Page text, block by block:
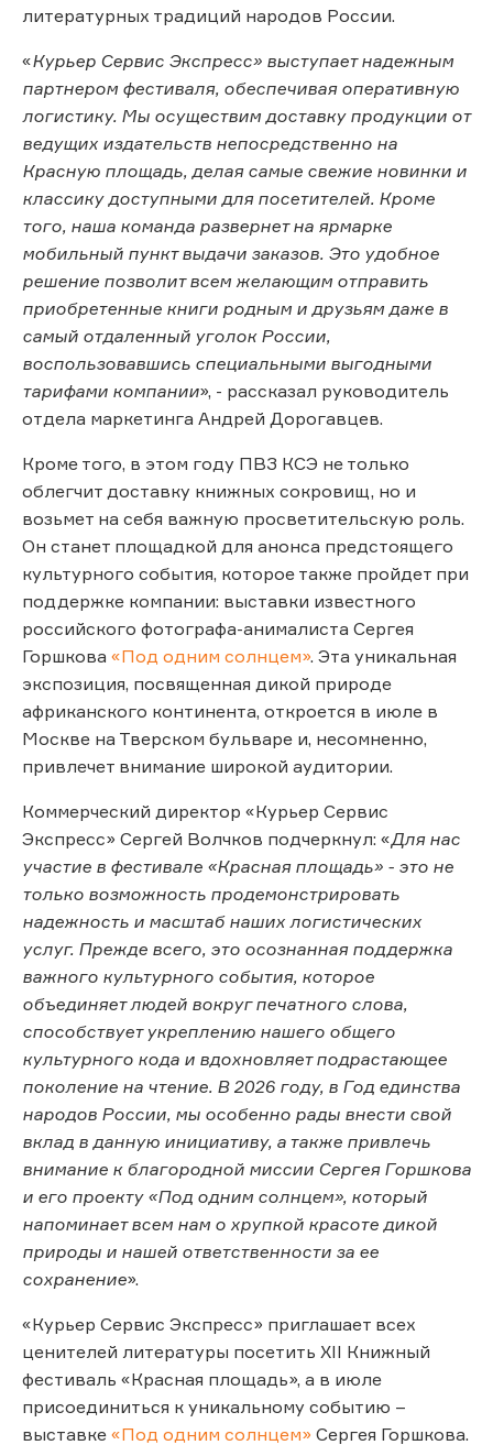
литературных традиций народов России.
«Курьер Сервис Экспресс» выступает надежным
партнером фестиваля, обеспечивая оперативную
логистику. Мы осуществим доставку продукции от
ведущих издательств непосредственно на
Красную площадь, делая самые свежие новинки и
классику доступными для посетителей. Кроме
того, наша команда развернет на ярмарке
мобильный пункт выдачи заказов. Это удобное
решение позволит всем желающим отправить
приобретенные книги родным и друзьям даже в
самый отдаленный уголок России,
воспользовавшись специальными выгодными
тарифами компании», - рассказал руководитель
отдела маркетинга Андрей Дорогавцев.
Кроме того, в этом году ПВЗ КСЭ не только
облегчит доставку книжных сокровищ, но и
возьмет на себя важную просветительскую роль.
Он станет площадкой для анонса предстоящего
культурного события, которое также пройдет при
поддержке компании: выставки известного
российского фотографа-анималиста Сергея
Горшкова «Под одним солнцем». Эта уникальная
экспозиция, посвященная дикой природе
африканского континента, откроется в июле в
Москве на Тверском бульваре и, несомненно,
привлечет внимание широкой аудитории.
Коммерческий директор «Курьер Сервис
Экспресс» Сергей Волчков подчеркнул: «Для нас
участие в фестивале «Красная площадь» - это не
только возможность продемонстрировать
надежность и масштаб наших логистических
услуг. Прежде всего, это осознанная поддержка
важного культурного события, которое
объединяет людей вокруг печатного слова,
способствует укреплению нашего общего
культурного кода и вдохновляет подрастающее
поколение на чтение. В 2026 году, в Год единства
народов России, мы особенно рады внести свой
вклад в данную инициативу, а также привлечь
внимание к благородной миссии Сергея Горшкова
и его проекту «Под одним солнцем», который
напоминает всем нам о хрупкой красоте дикой
природы и нашей ответственности за ее
сохранение».
«Курьер Сервис Экспресс» приглашает всех
ценителей литературы посетить XII Книжный
фестиваль «Красная площадь», а в июле
присоединиться к уникальному событию –
выставке «Под одним солнцем» Сергея Горшкова.